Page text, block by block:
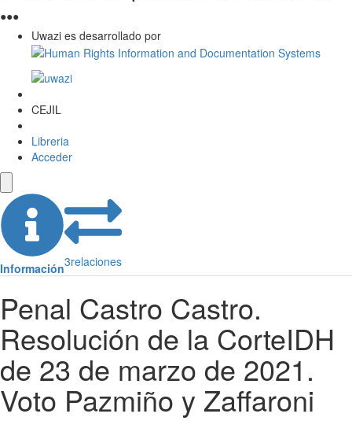
●●●
Uwazi es desarrollado por
CEJIL
Libreria
Acceder
Información3relaciones
Penal Castro Castro.
Resolución de la CorteIDH
de 23 de marzo de 2021.
Voto Pazmiño y Zaffaroni